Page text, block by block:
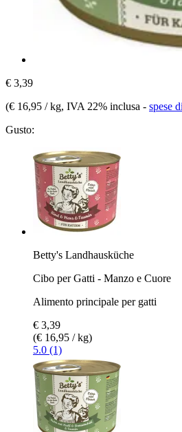
€ 3,39
(€ 16,95 / kg, IVA 22% inclusa - spese
Gusto:
Betty's Landhausküche
Cibo per Gatti - Manzo e Cuore
Alimento principale per gatti
€ 3,39
(€ 16,95 / kg)
5.0 (1)